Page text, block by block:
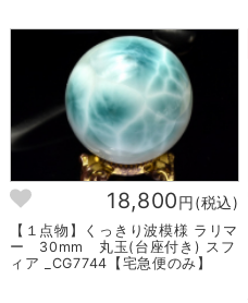
18,800円(税込)
【１点物】くっきり波模様 ラリマ
ー 30mm 丸玉(台座付き) スフ
ィア _CG7744【宅急便のみ】